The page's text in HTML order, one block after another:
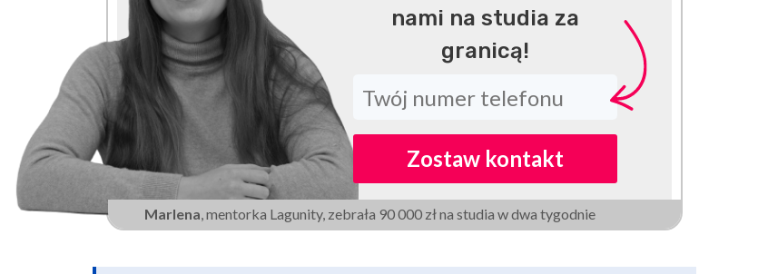
nami na studia za
granicą!
Zostaw kontakt
Marlena, mentorka Lagunity, zebrała 90 000 zł na studia w dwa tygodnie